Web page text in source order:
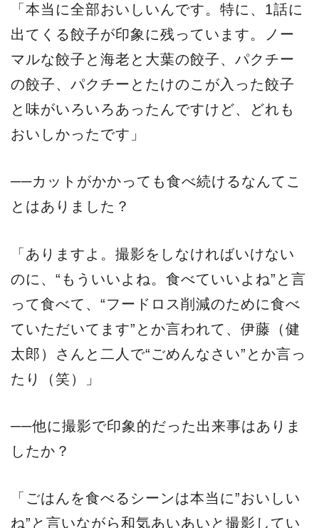
「本当に全部おいしいんです。特に、1話に
出てくる餃子が印象に残っています。ノー
マルな餃子と海老と大葉の餃子、パクチー
の餃子、パクチーとたけのこが入った餃子
と味がいろいろあったんですけど、どれも
おいしかったです」
──カットがかかっても食べ続けるなんてこ
とはありました？
「ありますよ。撮影をしなければいけない
のに、“もういいよね。食べていいよね”と言
って食べて、“フードロス削減のために食べ
ていただいてます”とか言われて、伊藤（健
太郎）さんと二人で“ごめんなさい”とか言っ
たり（笑）」
──他に撮影で印象的だった出来事はありま
したか？
「ごはんを食べるシーンは本当に”おいしい
ね”と言いながら和気あいあいと撮影してい